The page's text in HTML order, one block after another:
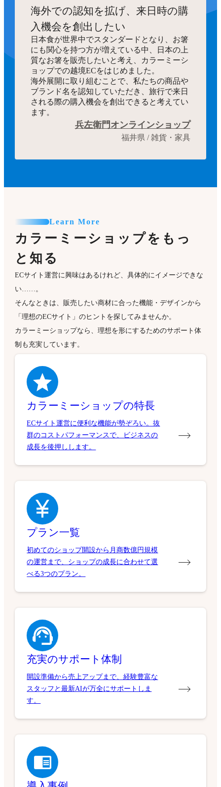
海外での認知を拡げ、来日時の購
入機会を創出したい
日本食が世界中でスタンダードとなり、お箸
にも関心を持つ方が増えている中、日本の上
質なお箸を販売したいと考え、カラーミーシ
ョップでの越境ECをはじめました。
海外展開に取り組むことで、私たちの商品や
ブランド名を認知していただき、旅行で来日
される際の購入機会を創出できると考えてい
ます。
兵左衛門オンラインショップ
福井県 / 雑貨・家具
Learn More
カラーミーショップをもっ
と知る
ECサイト運営に興味はあるけれど、具体的にイメージできな
い……。
そんなときは、販売したい商材に合った機能・デザインから
「理想のECサイト」のヒントを探してみませんか。
カラーミーショップなら、理想を形にするためのサポート体
制も充実しています。
カラーミーショップの特長
ECサイト運営に便利な機能が勢ぞろい。抜
群のコストパフォーマンスで、ビジネスの
成長を後押しします。
プラン一覧
初めてのショップ開設から月商数億円規模
の運営まで、ショップの成長に合わせて選
べる3つのプラン。
充実のサポート体制
開設準備から売上アップまで、経験豊富な
スタッフと最新AIが万全にサポートしま
す。